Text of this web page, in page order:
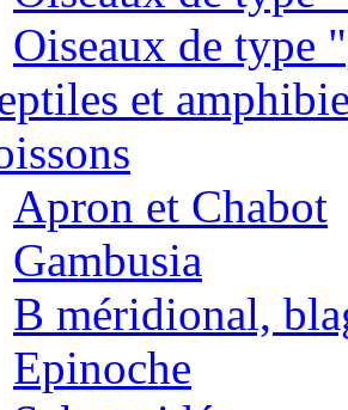
Oiseaux de type
et
Apron et Chabot
Gambusia
B méridional,
Epinoche